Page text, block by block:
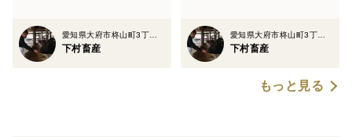
愛知県大府市柊山町3丁目381番地1号
下村畜産
愛知県大府市柊山町3丁目381番地1号
下村畜産
もっと見る